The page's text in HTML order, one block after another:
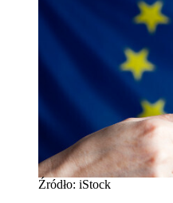
Źródło: iStock